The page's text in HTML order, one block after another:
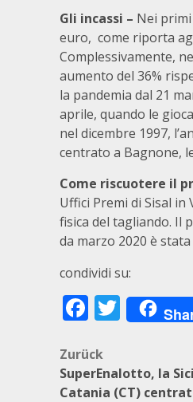
Gli incassi – Nei
euro, come riporta
Complessivamente,
aumento del 36%
la pandemia dal 21
aprile, quando le
nel dicembre 1997,
centrato a Bagnone,
Come riscuotere il
Uffici Premi di Sisal in
fisica del tagliando. Il
da marzo 2020 è
condividi su:
Zurück
SuperEnalotto, la
Catania (CT)